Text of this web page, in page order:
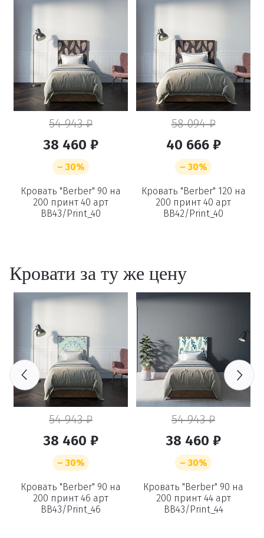
54 943 ₽
38 460 ₽
– 30%
Кровать "Berber" 90 на
200 принт 40 арт
BB43/Print_40
58 094 ₽
40 666 ₽
– 30%
Кровать "Berber" 120 на
200 принт 40 арт
BB42/Print_40
Кровати за ту же цену
54 943 ₽
38 460 ₽
– 30%
Кровать "Berber" 90 на
200 принт 46 арт
BB43/Print_46
54 943 ₽
38 460 ₽
– 30%
Кровать "Berber" 90 на
200 принт 44 арт
BB43/Print_44
Удаление
товаров
Вы точно хотите удалить
Удалить